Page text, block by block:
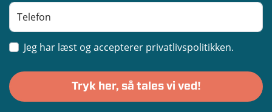
Jeg har læst og accepterer privatlivspolitikken.